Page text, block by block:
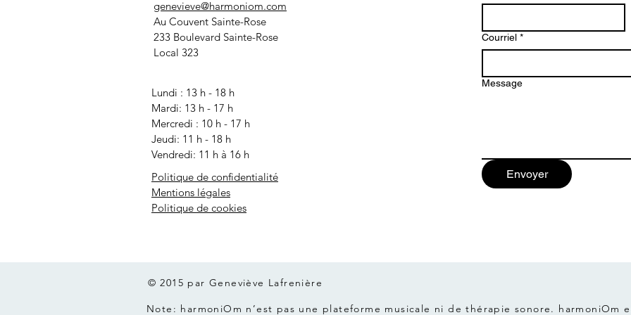
genevieve@harmoniom.com
Au Couvent Sainte-Rose
233 Boulevard Sainte-Rose
Local 323
Lundi : 13 h - 18 h
Mardi: 13 h - 17 h
Mercredi : 10 h - 17 h
Jeudi: 11 h - 18 h
Vendredi: 11 h à 16 h
Politique de confidentialité
Mentions légales
Politique de cookies
Courriel *
Message
Envoyer
© 2015 par Geneviève Lafrenière
Note: harmoniOm n’est pas une plateforme musicale ni de thérapie sonore. harmoniOm